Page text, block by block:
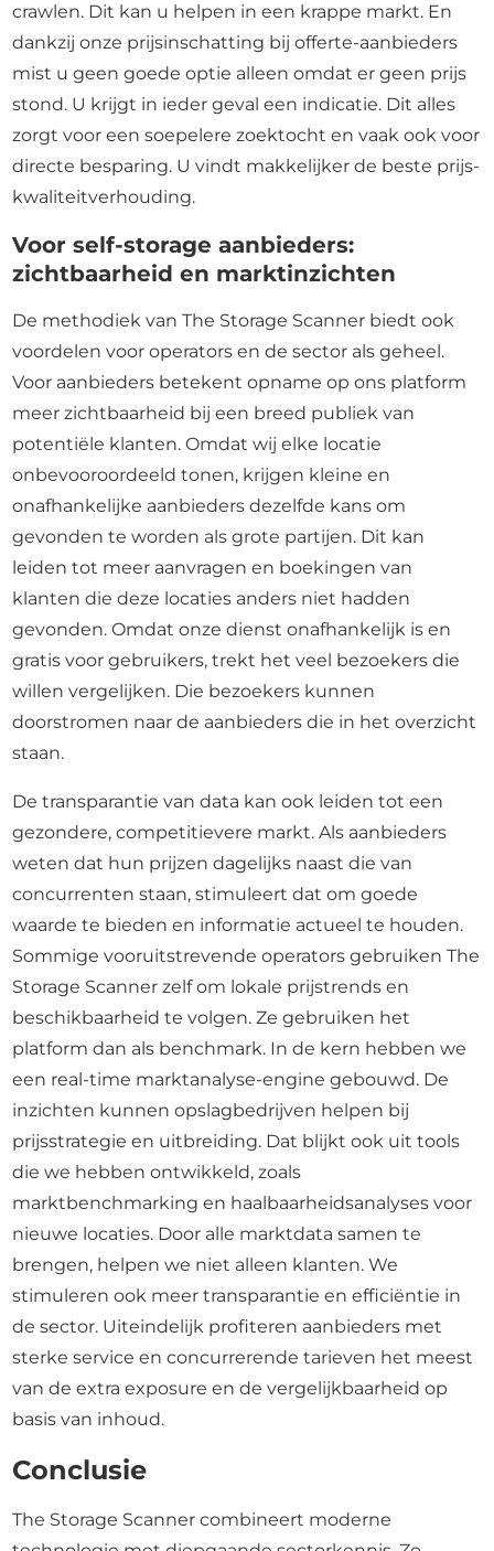
crawlen. Dit kan u helpen in een krappe markt. En
dankzij onze prijsinschatting bij offerte-aanbieders
mist u geen goede optie alleen omdat er geen prijs
stond. U krijgt in ieder geval een indicatie. Dit alles
zorgt voor een soepelere zoektocht en vaak ook voor
directe besparing. U vindt makkelijker de beste prijs-
kwaliteitverhouding.
Voor self-storage aanbieders:
zichtbaarheid en marktinzichten
De methodiek van The Storage Scanner biedt ook
voordelen voor operators en de sector als geheel.
Voor aanbieders betekent opname op ons platform
meer zichtbaarheid bij een breed publiek van
potentiële klanten. Omdat wij elke locatie
onbevooroordeeld tonen, krijgen kleine en
onafhankelijke aanbieders dezelfde kans om
gevonden te worden als grote partijen. Dit kan
leiden tot meer aanvragen en boekingen van
klanten die deze locaties anders niet hadden
gevonden. Omdat onze dienst onafhankelijk is en
gratis voor gebruikers, trekt het veel bezoekers die
willen vergelijken. Die bezoekers kunnen
doorstromen naar de aanbieders die in het overzicht
staan.
De transparantie van data kan ook leiden tot een
gezondere, competitievere markt. Als aanbieders
weten dat hun prijzen dagelijks naast die van
concurrenten staan, stimuleert dat om goede
waarde te bieden en informatie actueel te houden.
Sommige vooruitstrevende operators gebruiken The
Storage Scanner zelf om lokale prijstrends en
beschikbaarheid te volgen. Ze gebruiken het
platform dan als benchmark. In de kern hebben we
een real-time marktanalyse-engine gebouwd. De
inzichten kunnen opslagbedrijven helpen bij
prijsstrategie en uitbreiding. Dat blijkt ook uit tools
die we hebben ontwikkeld, zoals
marktbenchmarking en haalbaarheidsanalyses voor
nieuwe locaties. Door alle marktdata samen te
brengen, helpen we niet alleen klanten. We
stimuleren ook meer transparantie en efficiëntie in
de sector. Uiteindelijk profiteren aanbieders met
sterke service en concurrerende tarieven het meest
van de extra exposure en de vergelijkbaarheid op
basis van inhoud.
Conclusie
The Storage Scanner combineert moderne